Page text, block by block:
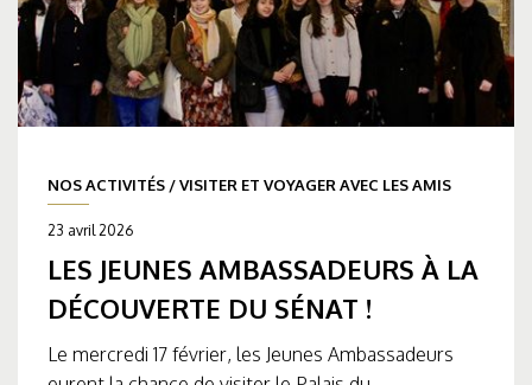
NOS ACTIVITÉS /VISITER ET VOYAGER AVEC LES AMIS
23 avril 2026
LES JEUNES AMBASSADEURS À LA
DÉCOUVERTE DU SÉNAT !
Le mercredi 17 février, les Jeunes Ambassadeurs